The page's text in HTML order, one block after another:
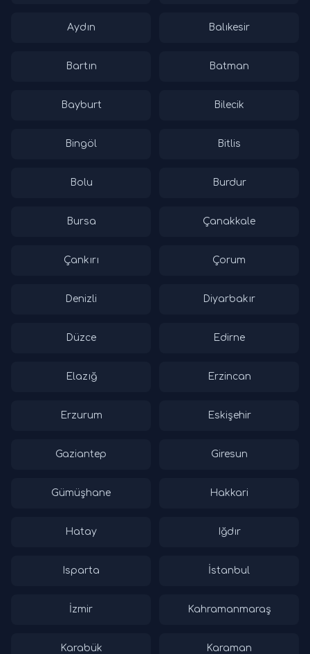
Aydın Balıkesir
Bartın Batman
Bayburt Bilecik
Bingöl Bitlis
Bolu Burdur
Bursa Çanakkale
Çankırı Çorum
Denizli Diyarbakır
Düzce Edirne
Elazığ Erzincan
Erzurum Eskişehir
Gaziantep Giresun
Gümüşhane Hakkari
Hatay Iğdır
Isparta İstanbul
İzmir Kahramanmaraş
Karabük Karaman